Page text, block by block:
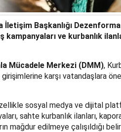
İletişim Başkanlığı
ve kurbanlık
Mücadele Merkezi (DMM),
karşı vatandaşlara
sosyal medya ve dijital
sahte kurbanlık ilanları,
mağdur edilmeye çalışıldığı